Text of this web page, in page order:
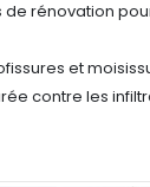
de rénovation
et
contre les